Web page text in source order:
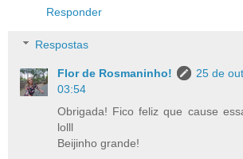
Responder
Respostas
Flor de Rosmaninho!
25 de
03:54
Obrigada! Fico feliz que cause
lolll
Beijinho grande!